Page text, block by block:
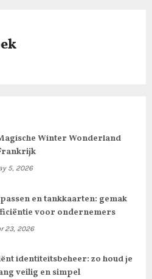
Winter Wonderland
5, 2026
en tankkaarten: gemak
voor ondernemers
23, 2026
identiteitsbeheer: zo houd je
veilig en simpel